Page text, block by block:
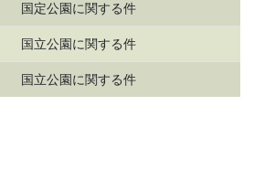
国定公園に関する件
国立公園に関する件
国立公園に関する件